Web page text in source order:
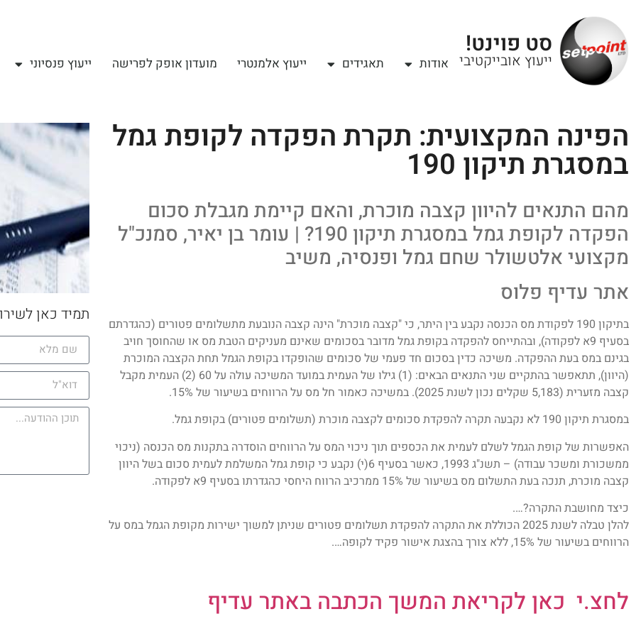
סט פוינט!
ייעוץ אובייקטיבי אודות תאגידים ייעוץ אלמנטרי מועדון אופק לפרישה ייעוץ פנסיוני
הפינה המקצועית: תקרת הפקדה לקופת גמל
במסגרת תיקון 190
מהם התנאים להיוון קצבה מוכרת, והאם קיימת מגבלת סכום
הפקדה לקופת גמל במסגרת תיקון 190? | עומר בן יאיר, סמנכ"ל
מקצועי אלטשולר שחם גמל ופנסיה, משיב
אתר עדיף פלוס
בתיקון 190 לפקודת מס הכנסה נקבע בין היתר, כי "קצבה מוכרת" הינה קצבה הנובעת מתשלומים פטורים (כהגדרתם
בסעיף 9א לפקודה), ובהתייחס להפקדה בקופת גמל מדובר בסכומים שאינם מעניקים הטבת מס או שהחוסך חויב
בגינם במס בעת ההפקדה. משיכה כדין בסכום חד פעמי של סכומים שהופקדו בקופת הגמל תחת הקצבה המוכרת
(היוון), תתאפשר בהתקיים שני התנאים הבאים: (1) גילו של העמית במועד המשיכה עולה על 60 (2) העמית מקבל
קצבה מזערית (5,183 שקלים נכון לשנת 2025). במשיכה כאמור חל מס על הרווחים בשיעור של 15%.
במסגרת תיקון 190 לא נקבעה תקרה להפקדת סכומים לקצבה מוכרת (תשלומים פטורים) בקופת גמל.
האפשרות של קופת הגמל לשלם לעמית את הכספים תוך ניכוי המס על הרווחים הוסדרה בתקנות מס הכנסה (ניכוי
ממשכורת ומשכר עבודה) – תשנ"ג 1993, כאשר בסעיף 6(י) נקבע כי קופת גמל המשלמת לעמית סכום בשל היוון
קצבה מוכרת, תנכה בעת התשלום מס בשיעור של 15% ממרכיב הרווח היחסי כהגדרתו בסעיף 9א לפקודה.
כיצד מחושבת התקרה?….
להלן טבלה לשנת 2025 הכוללת את התקרה להפקדת תשלומים פטורים שניתן למשוך ישירות מקופת הגמל במס על
הרווחים בשיעור של 15%, ללא צורך בהצגת אישור פקיד לקופה….
לחצ.י כאן לקריאת המשך הכתבה באתר עדיף
תמיד כאן